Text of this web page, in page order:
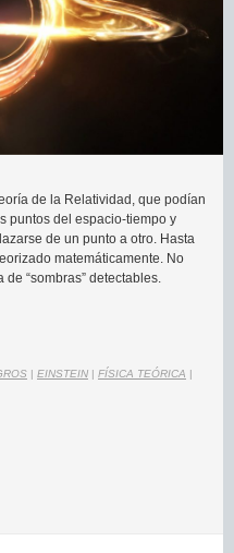
de la Relatividad, que podían
puntos del espacio-tiempo y
de un punto a otro. Hasta
matemáticamente. No
“sombras” detectables.
| EINSTEIN | FÍSICA TEÓRICA |